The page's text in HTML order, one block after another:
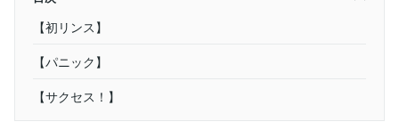
【初リンス】
【パニック】
【サクセス！】